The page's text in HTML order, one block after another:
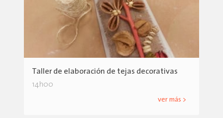
Taller de elaboración de tejas decorativas
14h00
ver más >